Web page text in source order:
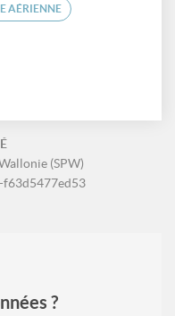
AÉRIENNE
(SPW)
?